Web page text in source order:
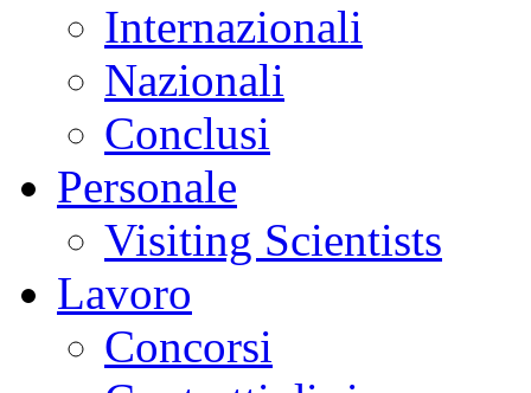
Internazionali
Nazionali
Conclusi
Personale
Visiting Scientists
Lavoro
Concorsi